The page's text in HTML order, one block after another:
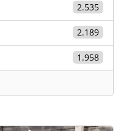
2.535
2.189
1.958